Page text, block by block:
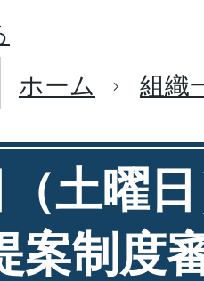
ホーム 組織
土曜
案制度